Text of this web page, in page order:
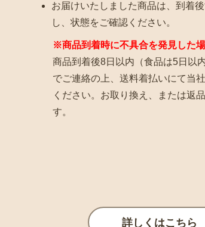
お届けいたしました商品は、到着
し、状態をご確認ください。
※商品到着時に不具合を発見した
商品到着後8日以内（食品は5日以
でご連絡の上、送料着払いにて当
ください。お取り換え、または返
す。
詳しくはこちら